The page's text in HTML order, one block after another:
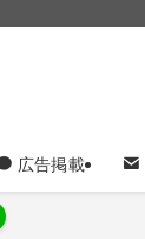
広告掲載